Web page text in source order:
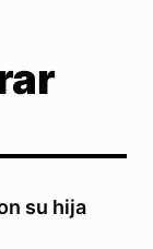
su hija